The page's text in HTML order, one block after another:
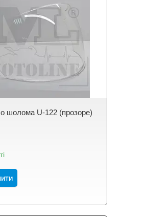
шолома U-122 (прозоре)